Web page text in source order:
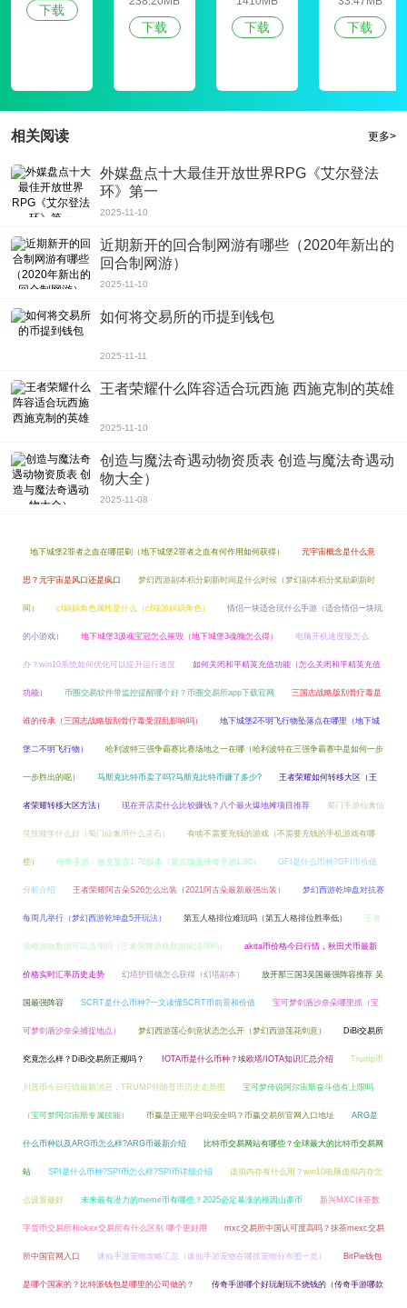
下载
下载 下载 下载
相关阅读 更多>
外媒盘点十大最佳开放世界RPG《艾尔登法
环》第一
2025-11-10
近期新开的回合制网游有哪些（2020年新出的
回合制网游）
2025-11-10
如何将交易所的币提到钱包
2025-11-11
王者荣耀什么阵容适合玩西施 西施克制的英雄
2025-11-10
创造与魔法奇遇动物资质表 创造与魔法奇遇动
物大全）
2025-11-08
地下城堡2罪者之血在哪层刷（地下城堡2罪者之血有何作用如何获得） 元宇宙概念是什么意
思？元宇宙是风口还是疯口 梦幻西游副本积分刷新时间是什么时候（梦幻副本积分奖励刷新时
间） cf娟娟角色属性是什么（cf端游娟娟角色） 情侣一块适合玩什么手游（适合情侣一块玩
的小游戏） 地下城堡3汲魂宝冠怎么摧毁（地下城堡3魂魄怎么得） 电脑开机速度慢怎么
办？win10系统如何优化可以提升运行速度 如何关闭和平精英充值功能（怎么关闭和平精英充值
功能） 币圈交易软件带监控提醒哪个好？币圈交易所app下载官网 三国志战略版刮骨疗毒是
谁的传承（三国志战略版刮骨疗毒受混乱影响吗） 地下城堡2不明飞行物坠落点在哪里（地下城
堡二不明飞行物） 哈利波特三强争霸赛比赛场地之一在哪（哈利波特在三强争霸赛中是如何一步
一步胜出的呢） 马斯克比特币卖了吗?马斯克比特币赚了多少? 王者荣耀如何转移大区（王
者荣耀转移大区方法） 现在开店卖什么比较赚钱？八个最火爆地摊项目推荐 蜀门手游仙禽仙
灵技能学什么好（蜀门仙禽用什么灵石） 有啥不需要充钱的游戏（不需要充钱的手机游戏有哪
些） 传奇手游：微变复古1.76版本（复古微变传奇手游1.80） GFI是什么币种?GFI币价值
分析介绍 王者荣耀阿古朵S26怎么出装（2021阿古朵最新最强出装） 梦幻西游乾坤盘对抗赛
每周几举行（梦幻西游乾坤盘5开玩法） 第五人格排位难玩吗（第五人格排位胜率低） 王者
荣耀游戏数据可以清理吗（王者荣耀游戏数据能清理吗） akita币价格今日行情，秋田犬币最新
价格实时汇率历史走势 幻塔护目镜怎么获得（幻塔副本） 放开那三国3吴国最强阵容推荐 吴
国最强阵容 SCRT是什么币种?一文读懂SCRT币前景和价值 宝可梦剑盾沙奈朵哪里抓（宝
可梦剑盾沙奈朵捕捉地点） 梦幻西游莲心剑意状态怎么开（梦幻西游莲花剑意） DiBi交易所
究竟怎么样？DiBi交易所正规吗？ IOTA币是什么币种？埃欧塔/IOTA知识汇总介绍 Trump币
川普币今日行情最新消息，TRUMP特朗普币历史走势图 宝可梦传说阿尔宙斯奋斗值有上限吗
（宝可梦阿尔宙斯专属技能） 币赢是正规平台吗安全吗？币赢交易所官网入口地址 ARG是
什么币种以及ARG币怎么样?ARG币最新介绍 比特币交易网站有哪些？全球最大的比特币交易网
站 SPI是什么币种?SPI币怎么样?SPI币详细介绍 虚拟内存有什么用？win10电脑虚拟内存怎
么设置最好 未来最有潜力的meme币有哪些？2025必定暴涨的模因山寨币 新兴MXC抹茶数
字货币交易所和okex交易所有什么区别 哪个更好用 mxc交易所中国认可度高吗？抹茶mexc交易
所中国官网入口 诛仙手游宠物攻略汇总（诛仙手游宠物在哪抓宠物分布图一览） BitPie钱包
是哪个国家的？比特派钱包是哪里的公司做的？ 传奇手游哪个好玩耐玩不烧钱的（传奇手游哪款